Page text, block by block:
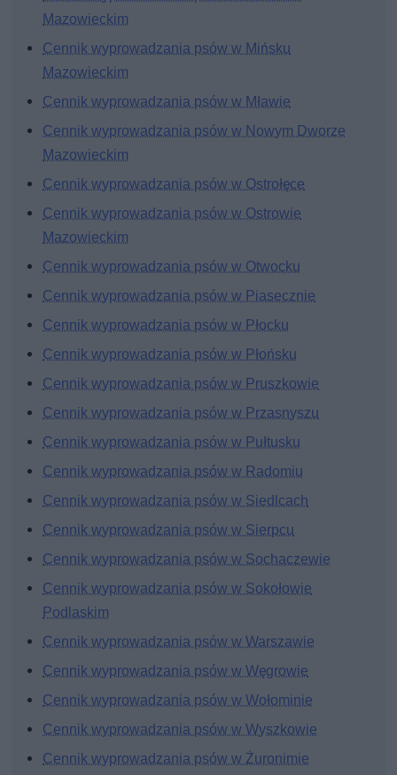
Mazowieckim
Cennik wyprowadzania psów w Mińsku
Mazowieckim
Cennik wyprowadzania psów w Mławie
Cennik wyprowadzania psów w Nowym Dworze
Mazowieckim
Cennik wyprowadzania psów w Ostrołęce
Cennik wyprowadzania psów w Ostrowie
Mazowieckim
Cennik wyprowadzania psów w Otwocku
Cennik wyprowadzania psów w Piasecznie
Cennik wyprowadzania psów w Płocku
Cennik wyprowadzania psów w Płońsku
Cennik wyprowadzania psów w Pruszkowie
Cennik wyprowadzania psów w Przasnyszu
Cennik wyprowadzania psów w Pułtusku
Cennik wyprowadzania psów w Radomiu
Cennik wyprowadzania psów w Siedlcach
Cennik wyprowadzania psów w Sierpcu
Cennik wyprowadzania psów w Sochaczewie
Cennik wyprowadzania psów w Sokołowie
Podlaskim
Cennik wyprowadzania psów w Warszawie
Cennik wyprowadzania psów w Węgrowie
Cennik wyprowadzania psów w Wołominie
Cennik wyprowadzania psów w Wyszkowie
Cennik wyprowadzania psów w Żuronimie